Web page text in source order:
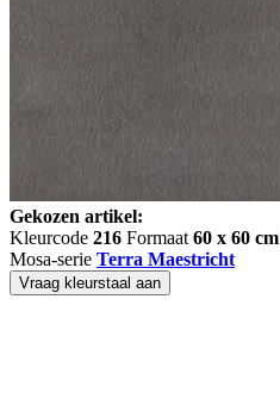
Gekozen artikel:
Kleurcode 216 Formaat 60 x 60 cm
Mosa-serie Terra Maestricht
Vraag kleurstaal aan